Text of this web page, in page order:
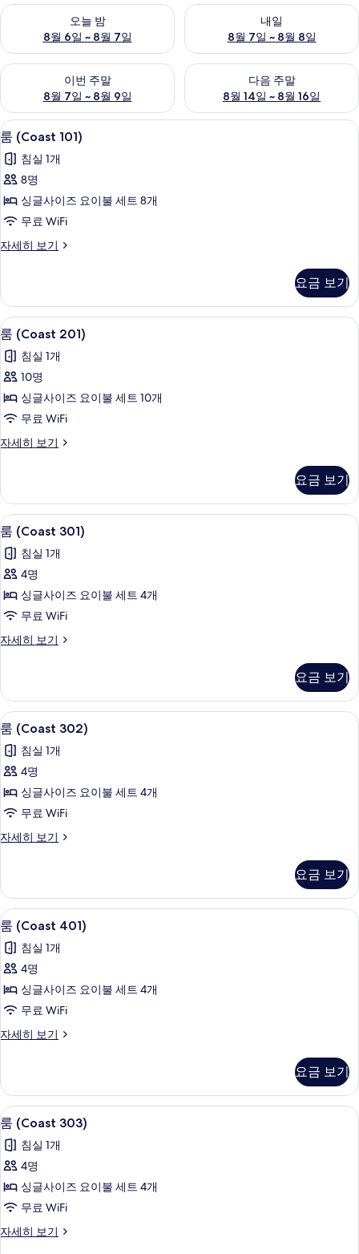
오늘 밤
8월 6일 ~ 8월 7일
오늘 밤 예약 가능 여부 확인, 8월 6일 ~ 8월 7일
내일
8월 7일 ~ 8월 8일
내일 예약 가능 여부 확인, 8월
이번 주말
8월 7일 ~ 8월 9일
이번 주말 예약 가능 여부 확인, 8월 7일 ~ 8월 9일
다음 주말
8월 14일 ~ 8월 16일
다음 주말 예약 가능 여부 확인,
룸
(Coast
101)
사
진
모
두
14
룸 (Coast 101)
침실 1개
8명
싱글사이즈 요이불 세트 8개
무료 WiFi
자세히 보기
룸
세
히
보
기
요금 보기
룸
(Coast
201)
사
진
모
두
12
룸 (Coast 201)
침실 1개
10명
싱글사이즈 요이불 세트 10개
무료 WiFi
자세히 보기
룸
세
히
보
기
요금 보기
룸
(Coast
301)
사
진
모
두
8
룸 (Coast 301)
침실 1개
4명
싱글사이즈 요이불 세트 4개
무료 WiFi
자세히 보기
룸
세
히
보
기
요금 보기
룸
(Coast
302)
사
진
모
두
8
룸 (Coast 302)
침실 1개
4명
싱글사이즈 요이불 세트 4개
무료 WiFi
자세히 보기
룸
세
히
보
기
요금 보기
룸
(Coast
401)
사
진
모
두
8
룸 (Coast 401)
침실 1개
4명
싱글사이즈 요이불 세트 4개
무료 WiFi
자세히 보기
룸
세
히
보
기
요금 보기
룸
(Coast
303)
사
진
모
두
8
룸 (Coast 303)
침실 1개
4명
싱글사이즈 요이불 세트 4개
무료 WiFi
자세히 보기
룸